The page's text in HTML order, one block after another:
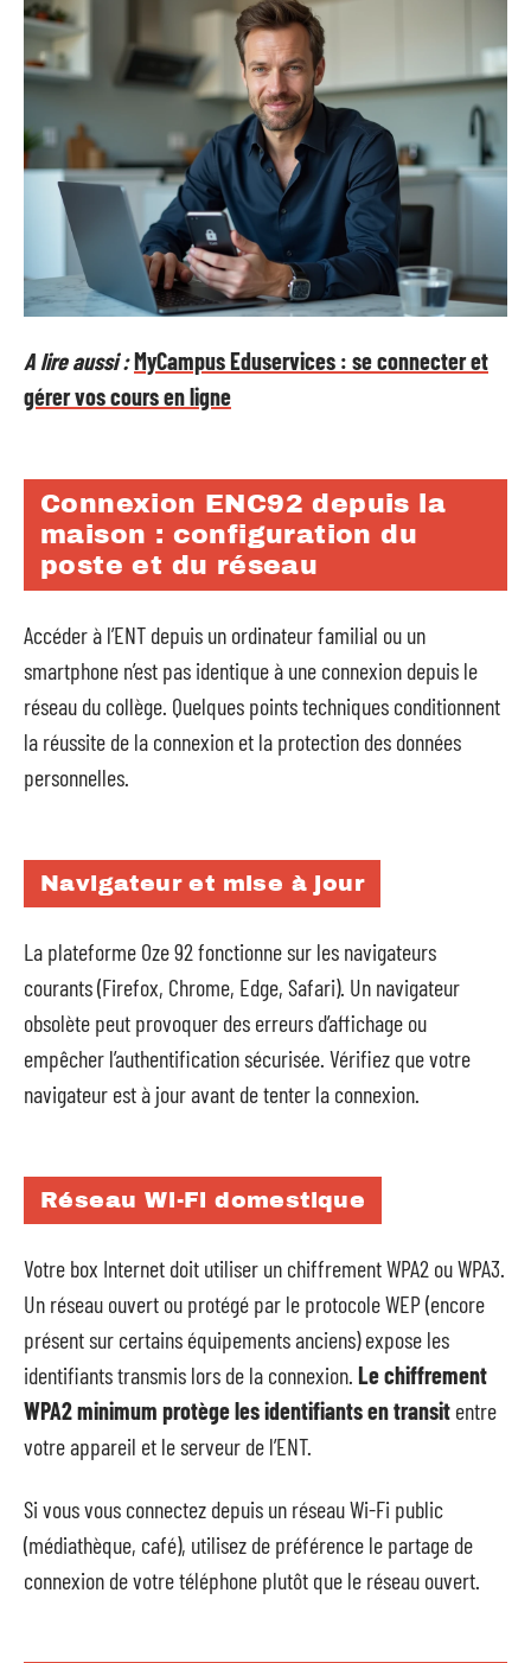
A lire aussi :MyCampus Eduservices : se connecter et
gérer vos cours en ligne
Connexion ENC92 depuis la
maison : configuration du
poste et du réseau
Accéder à l’ENT depuis un ordinateur familial ou un
smartphone n’est pas identique à une connexion depuis le
réseau du collège. Quelques points techniques conditionnent
la réussite de la connexion et la protection des données
personnelles.
Navigateur et mise à jour
La plateforme Oze 92 fonctionne sur les navigateurs
courants (Firefox, Chrome, Edge, Safari). Un navigateur
obsolète peut provoquer des erreurs d’affichage ou
empêcher l’authentification sécurisée. Vérifiez que votre
navigateur est à jour avant de tenter la connexion.
Réseau Wi-Fi domestique
Votre box Internet doit utiliser un chiffrement WPA2 ou WPA3.
Un réseau ouvert ou protégé par le protocole WEP (encore
présent sur certains équipements anciens) expose les
identifiants transmis lors de la connexion. Le chiffrement
WPA2 minimum protège les identifiants en transit entre
votre appareil et le serveur de l’ENT.
Si vous vous connectez depuis un réseau Wi-Fi public
(médiathèque, café), utilisez de préférence le partage de
connexion de votre téléphone plutôt que le réseau ouvert.